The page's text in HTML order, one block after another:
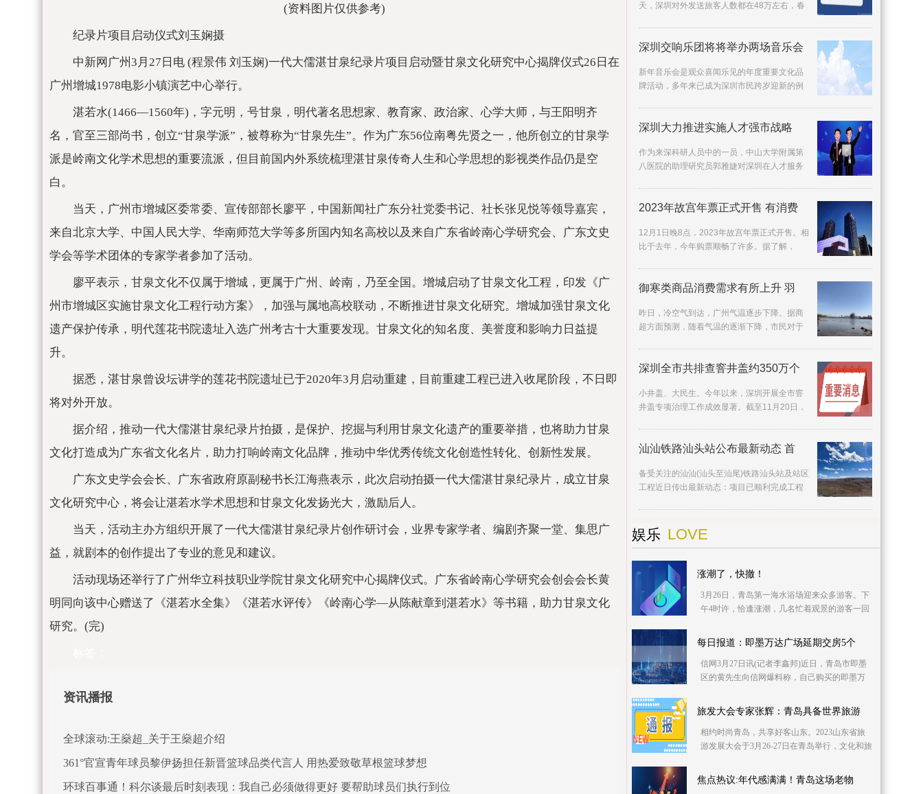
(资料图片仅供参考)
纪录片项目启动仪式刘玉娴摄
中新网广州3月27日电 (程景伟 刘玉娴)一代大儒湛甘泉纪录片项目启动暨甘泉文化研究中心揭牌仪式26日在
广州增城1978电影小镇演艺中心举行。
湛若水(1466—1560年)，字元明，号甘泉，明代著名思想家、教育家、政治家、心学大师，与王阳明齐
名，官至三部尚书，创立“甘泉学派”，被尊称为“甘泉先生”。作为广东56位南粤先贤之一，他所创立的甘泉学
派是岭南文化学术思想的重要流派，但目前国内外系统梳理湛甘泉传奇人生和心学思想的影视类作品仍是空
白。
当天，广州市增城区委常委、宣传部部长廖平，中国新闻社广东分社党委书记、社长张见悦等领导嘉宾，
来自北京大学、中国人民大学、华南师范大学等多所国内知名高校以及来自广东省岭南心学研究会、广东文史
学会等学术团体的专家学者参加了活动。
廖平表示，甘泉文化不仅属于增城，更属于广州、岭南，乃至全国。增城启动了甘泉文化工程，印发《广
州市增城区实施甘泉文化工程行动方案》，加强与属地高校联动，不断推进甘泉文化研究。增城加强甘泉文化
遗产保护传承，明代莲花书院遗址入选广州考古十大重要发现。甘泉文化的知名度、美誉度和影响力日益提
升。
据悉，湛甘泉曾设坛讲学的莲花书院遗址已于2020年3月启动重建，目前重建工程已进入收尾阶段，不日即
将对外开放。
据介绍，推动一代大儒湛甘泉纪录片拍摄，是保护、挖掘与利用甘泉文化遗产的重要举措，也将助力甘泉
文化打造成为广东省文化名片，助力打响岭南文化品牌，推动中华优秀传统文化创造性转化、创新性发展。
广东文史学会会长、广东省政府原副秘书长江海燕表示，此次启动拍摄一代大儒湛甘泉纪录片，成立甘泉
文化研究中心，将会让湛若水学术思想和甘泉文化发扬光大，激励后人。
当天，活动主办方组织开展了一代大儒湛甘泉纪录片创作研讨会，业界专家学者、编剧齐聚一堂、集思广
益，就剧本的创作提出了专业的意见和建议。
活动现场还举行了广州华立科技职业学院甘泉文化研究中心揭牌仪式。广东省岭南心学研究会创会会长黄
明同向该中心赠送了《湛若水全集》《湛若水评传》《岭南心学—从陈献章到湛若水》等书籍，助力甘泉文化
研究。(完)
资讯播报
全球滚动:王燊超_关于王燊超介绍
361°官宣青年球员黎伊扬担任新晋篮球品类代言人 用热爱致敬草根篮球梦想
环球百事通！科尔谈最后时刻表现：我自己必须做得更好 要帮助球员们执行到位
天，深圳对外发送旅客人数都在48万左右，春
深圳交响乐团将将举办两场音乐会
新年音乐会是观众喜闻乐见的年度重要文化品
牌活动，多年来已成为深圳市民跨岁迎新的例
深圳大力推进实施人才强市战略
作为来深科研人员中的一员，中山大学附属第
八医院的助理研究员郭雅婕对深圳在人才服务
2023年故宫年票正式开售 有消费
12月1日晚8点，2023年故宫年票正式开售。相
比于去年，今年购票顺畅了许多。据了解，
御寒类商品消费需求有所上升 羽
昨日，冷空气到达，广州气温逐步下降。据商
超方面预测，随着气温的逐渐下降，市民对于
深圳全市共排查窨井盖约350万个
小井盖、大民生。今年以来，深圳开展全市窨
井盖专项治理工作成效显著。截至11月20日，
汕汕铁路汕头站公布最新动态 首
备受关注的汕汕(汕头至汕尾)铁路汕头站及站区
工程近日传出最新动态：项目已顺利完成工程
娱乐 LOVE
涨潮了，快撤！
3月26日，青岛第一海水浴场迎来众多游客。下
午4时许，恰逢涨潮，几名忙着观景的游客一回
水浅踏浪“
每日报道：即墨万达广场延期交房5个
信网3月27日讯(记者李鑫邦)近日，青岛市即墨
区的黄先生向信网爆料称，自己购买的即墨万
的迹象。对
旅发大会专家张辉：青岛具备世界旅游
相约时尚青岛，共享好客山东。2023山东省旅
游发展大会于3月26-27日在青岛举行，文化和旅
市联合
焦点热议:年代感满满！青岛这场老物